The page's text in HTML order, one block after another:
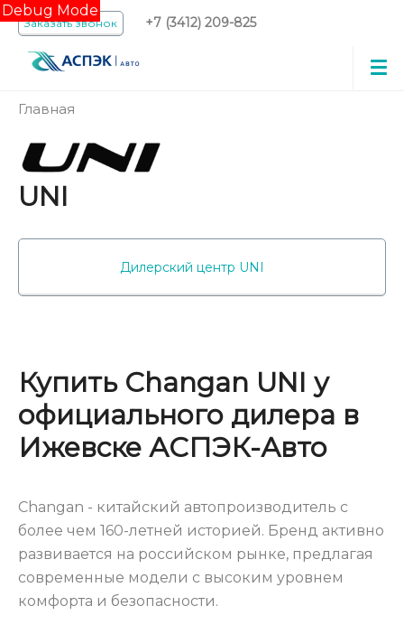
Debug Mode
Заказать звонок +7 (3412) 209-825
Главная
UNI
Дилерский центр UNI
Купить Changan UNI у
официального дилера в
Ижевске АСПЭК-Авто
Changan - китайский автопроизводитель с
более чем 160-летней историей. Бренд активно
развивается на российском рынке, предлагая
современные модели с высоким уровнем
комфорта и безопасности.